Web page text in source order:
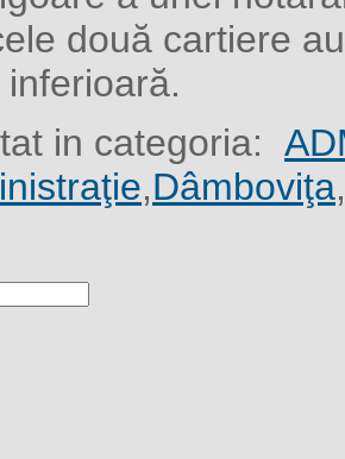
două cartiere
in categoria:
,Dâmboviţa,